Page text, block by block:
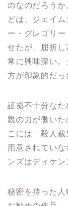
のなのだろう
どは、ジェイ
ー・グレゴリ
せたが、屈折
常に興味深い
方が印象的だっ
証拠不十分な
親の力が働い
こには「殺人
用意されてい
ンズはディケン
秘密を持った人